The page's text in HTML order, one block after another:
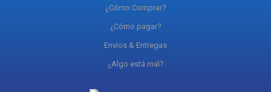
¿Cómo Comprar?
¿Cómo pagar?
Envíos & Entregas
¿Algo está mal?